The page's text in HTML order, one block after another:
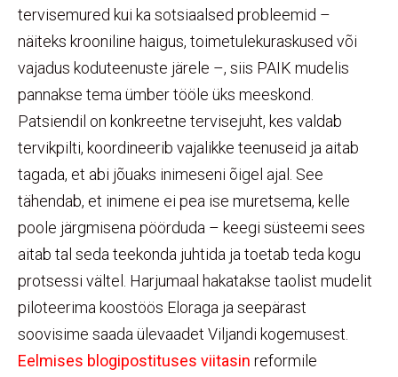
tervisemured kui ka sotsiaalsed probleemid –
näiteks krooniline haigus, toimetulekuraskused või
vajadus koduteenuste järele –, siis PAIK mudelis
pannakse tema ümber tööle üks meeskond.
Patsiendil on konkreetne tervisejuht, kes valdab
tervikpilti, koordineerib vajalikke teenuseid ja aitab
tagada, et abi jõuaks inimeseni õigel ajal. See
tähendab, et inimene ei pea ise muretsema, kelle
poole järgmisena pöörduda – keegi süsteemi sees
aitab tal seda teekonda juhtida ja toetab teda kogu
protsessi vältel. Harjumaal hakatakse taolist mudelit
piloteerima koostöös Eloraga ja seepärast
soovisime saada ülevaadet Viljandi kogemusest.
Eelmises blogipostituses viitasin reformile